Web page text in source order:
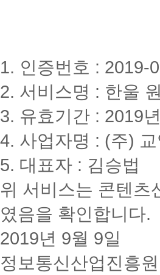
1. 인증번호 : 2019-
2. 서비스명 : 한울
3. 유효기간 : 2019
4. 사업자명 : (주)
5. 대표자 : 김승법
위 서비스는 콘텐츠
였음을 확인합니다.
2019년 9월 9일
정보통신산업진흥